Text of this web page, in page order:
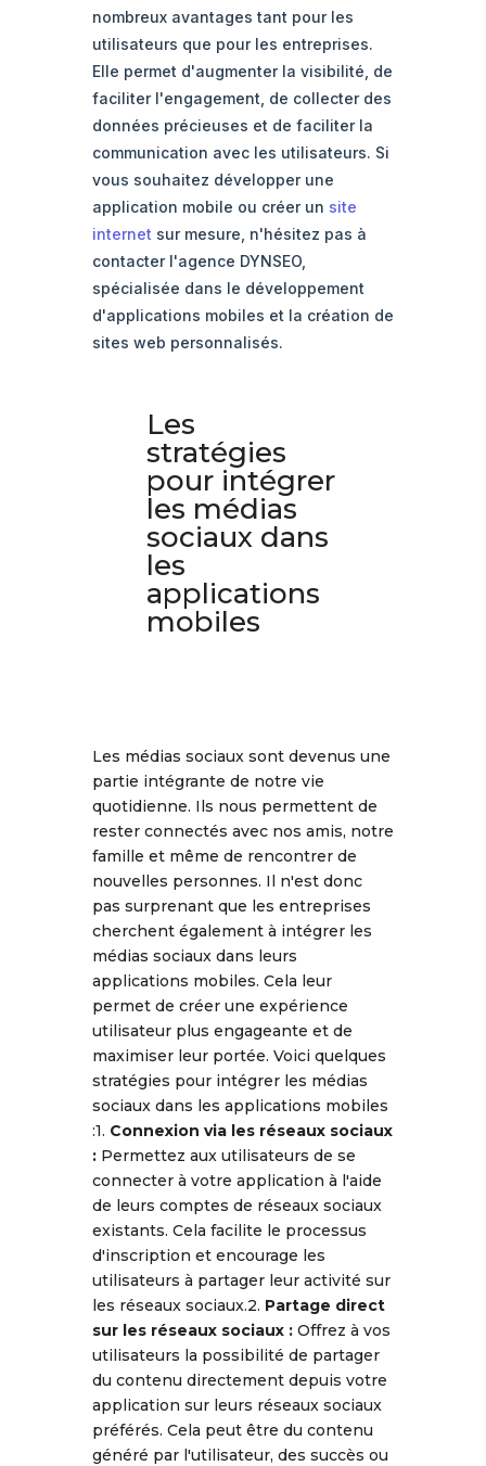
nombreux avantages tant pour les
utilisateurs que pour les entreprises.
Elle permet d'augmenter la visibilité, de
faciliter l'engagement, de collecter des
données précieuses et de faciliter la
communication avec les utilisateurs. Si
vous souhaitez développer une
application mobile ou créer un site
internet sur mesure, n'hésitez pas à
contacter l'agence DYNSEO,
spécialisée dans le développement
d'applications mobiles et la création de
sites web personnalisés.
Les
stratégies
pour intégrer
les médias
sociaux dans
les
applications
mobiles
Les médias sociaux sont devenus une
partie intégrante de notre vie
quotidienne. Ils nous permettent de
rester connectés avec nos amis, notre
famille et même de rencontrer de
nouvelles personnes. Il n'est donc
pas surprenant que les entreprises
cherchent également à intégrer les
médias sociaux dans leurs
applications mobiles. Cela leur
permet de créer une expérience
utilisateur plus engageante et de
maximiser leur portée. Voici quelques
stratégies pour intégrer les médias
sociaux dans les applications mobiles
:1. Connexion via les réseaux sociaux
:Permettez aux utilisateurs de se
connecter à votre application à l'aide
de leurs comptes de réseaux sociaux
existants. Cela facilite le processus
d'inscription et encourage les
utilisateurs à partager leur activité sur
les réseaux sociaux.2. Partage direct
sur les réseaux sociaux :Offrez à vos
utilisateurs la possibilité de partager
du contenu directement depuis votre
application sur leurs réseaux sociaux
préférés. Cela peut être du contenu
généré par l'utilisateur, des succès ou